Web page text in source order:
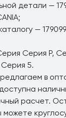
детали —
—
Серия P,
5.
в
расчет.
можете